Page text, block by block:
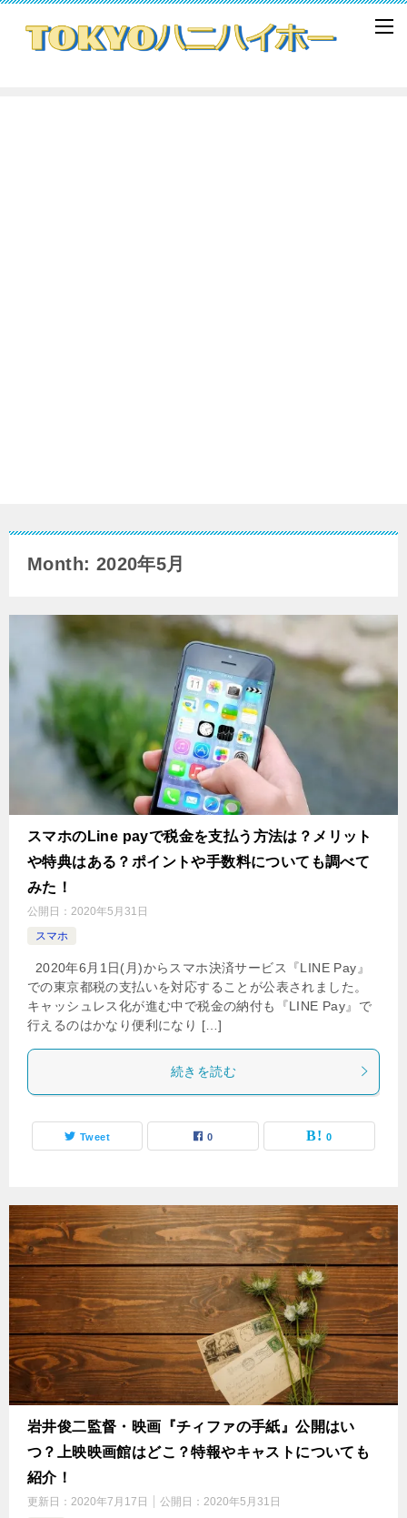
Month: 2020年5月
スマホのLine payで税金を支払う方法は？メリット
や特典はある？ポイントや手数料についても調べて
みた！
公開日： 2020年5月31日
スマホ
2020年6月1日(月)からスマホ決済サービス『LINE Pay』
での東京都税の支払いを対応することが公表されました。
キャッシュレス化が進む中で税金の納付も『LINE Pay』で
行えるのはかなり便利になり […]
続きを読む
Tweet 0 0
岩井俊二監督・映画『チィファの手紙』公開はい
つ？上映映画館はどこ？特報やキャストについても
紹介！
更新日： 2020年7月17日 公開日： 2020年5月31日